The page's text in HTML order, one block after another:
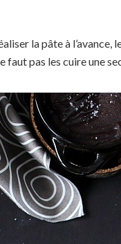
la pâte à
faut pas les cuire une